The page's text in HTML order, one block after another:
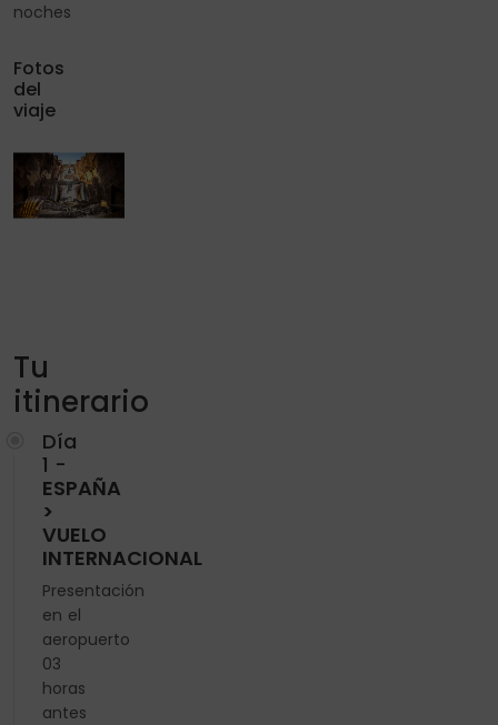
noches
Fotos
del
viaje
Tu
itinerario
Día
1 -
ESPAÑA
>
VUELO
INTERNACIONAL
Presentación
en el
aeropuerto
03
horas
antes